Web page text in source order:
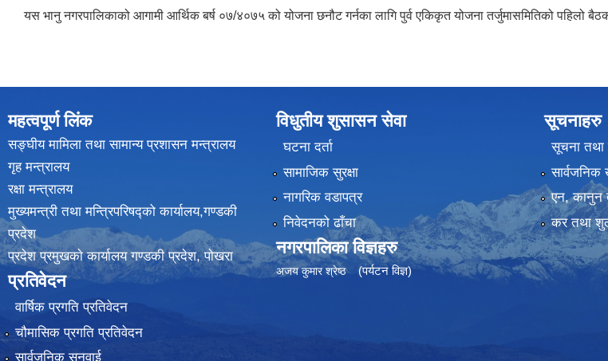
यस भानु नगरपालिकाको आगामी आर्थिक बर्ष ०७/४०७५ को योजना छनौट गर्नका लागि पुर्व एकिकृत योजना तर्जुमासमितिको पहिलो
महत्वपूर्ण लिंक
सङ्घीय मामिला तथा सामान्य प्रशासन मन्त्रालय
गृह मन्त्रालय
रक्षा मन्त्रालय
मुख्यमन्त्री तथा मन्त्रिपरिषद्को कार्यालय,गण्डकी
प्रदेश
प्रदेश प्रमुखकाे कार्यालय गण्डकी प्रदेश, पाेखरा
प्रतिवेदन
वार्षिक प्रगति प्रतिवेदन
चौमासिक प्रगति प्रतिवेदन
सार्वजनिक सुनुवाई
विधुतीय शुसासन सेवा
घटना दर्ता
सामाजिक सुरक्षा
नागरिक वडापत्र
निवेदनको ढाँचा
नगरपालिका विज्ञहरु
अजय कुमार श्रेष्ठ (पर्यटन विज्ञ)
सूचनाहरु
सूचना तथा
सार्वजनिक
एन, कानुन
कर तथा